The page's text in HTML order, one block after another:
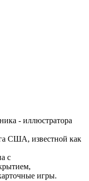
- иллюстратора
США, известной как
с
игры.